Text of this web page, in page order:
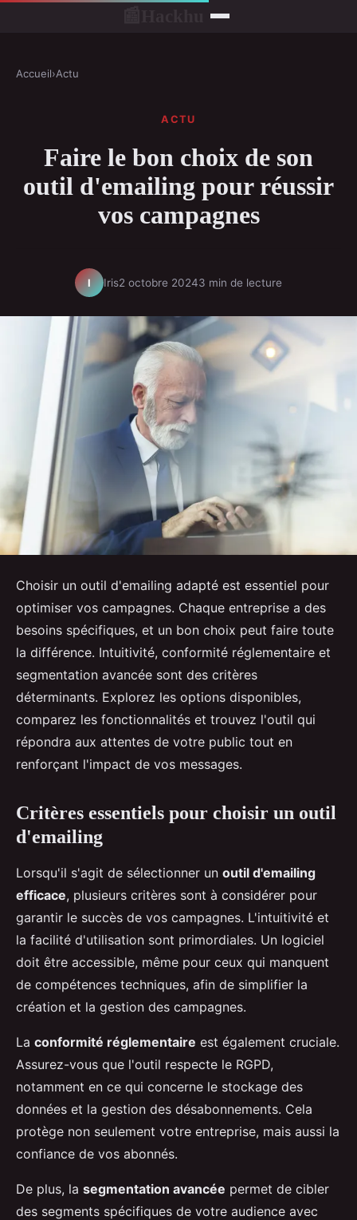
Accueil›Actu
ACTU
Faire le bon choix de son
outil d'emailing pour réussir
vos campagnes
I Iris2 octobre 20243 min de lecture
Choisir un outil d'emailing adapté est essentiel pour
optimiser vos campagnes. Chaque entreprise a des
besoins spécifiques, et un bon choix peut faire toute
la différence. Intuitivité, conformité réglementaire et
segmentation avancée sont des critères
déterminants. Explorez les options disponibles,
comparez les fonctionnalités et trouvez l'outil qui
répondra aux attentes de votre public tout en
renforçant l'impact de vos messages.
Critères essentiels pour choisir un outil
d'emailing
Lorsqu'il s'agit de sélectionner un outil d'emailing
efficace, plusieurs critères sont à considérer pour
garantir le succès de vos campagnes. L'intuitivité et
la facilité d'utilisation sont primordiales. Un logiciel
doit être accessible, même pour ceux qui manquent
de compétences techniques, afin de simplifier la
création et la gestion des campagnes.
La conformité réglementaire est également cruciale.
Assurez-vous que l'outil respecte le RGPD,
notamment en ce qui concerne le stockage des
données et la gestion des désabonnements. Cela
protège non seulement votre entreprise, mais aussi la
confiance de vos abonnés.
De plus, la segmentation avancée permet de cibler
des segments spécifiques de votre audience avec